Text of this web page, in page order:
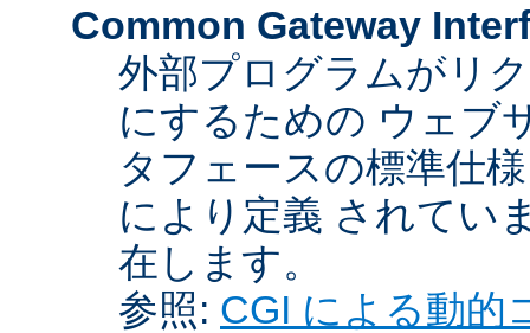
Common Gateway
外部プログラムがリ
にするための ウェブ
タフェースの標準仕
により定義 されてい
在します。
参照: CGI による動的